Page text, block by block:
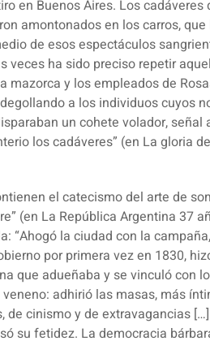
en Buenos Aires. Los cadáveres
amontonados en los carros, que
de esos espectáculos
veces ha sido preciso repetir
mazorca y los empleados de
a los individuos cuyos
un cohete volador, señal
los cadáveres” (en La gloria
el catecismo del arte de
(en La República Argentina 37
: “Ahogó la ciudad con la
por primera vez en 1830,
que adueñaba y se vinculó con
adhirió las masas, más
de cinismo y de extravagancias
su fetidez. La democracia